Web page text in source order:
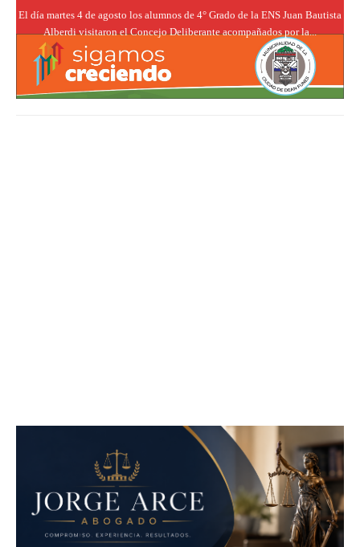
El día martes 4 de agosto los alumnos de 4° Grado de la ENS Juan Bautista
Alberdi visitaron el Concejo Deliberante acompañados por la...